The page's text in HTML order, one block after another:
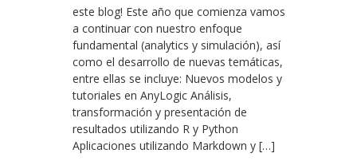
este blog! Este año que comienza vamos
a continuar con nuestro enfoque
fundamental (analytics y simulación), así
como el desarrollo de nuevas temáticas,
entre ellas se incluye: Nuevos modelos y
tutoriales en AnyLogic Análisis,
transformación y presentación de
resultados utilizando R y Python
Aplicaciones utilizando Markdown y […]